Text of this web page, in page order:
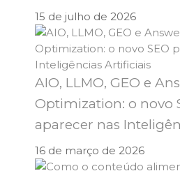
15 de julho de 2026
AIO, LLMO, GEO e
Optimization: o novo
aparecer nas
16 de março de 2026